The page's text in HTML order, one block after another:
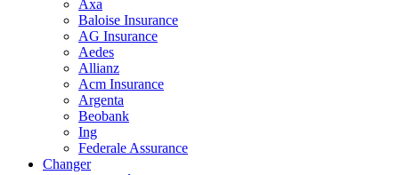
Axa
Baloise Insurance
AG Insurance
Aedes
Allianz
Acm Insurance
Argenta
Beobank
Ing
Federale Assurance
Changer